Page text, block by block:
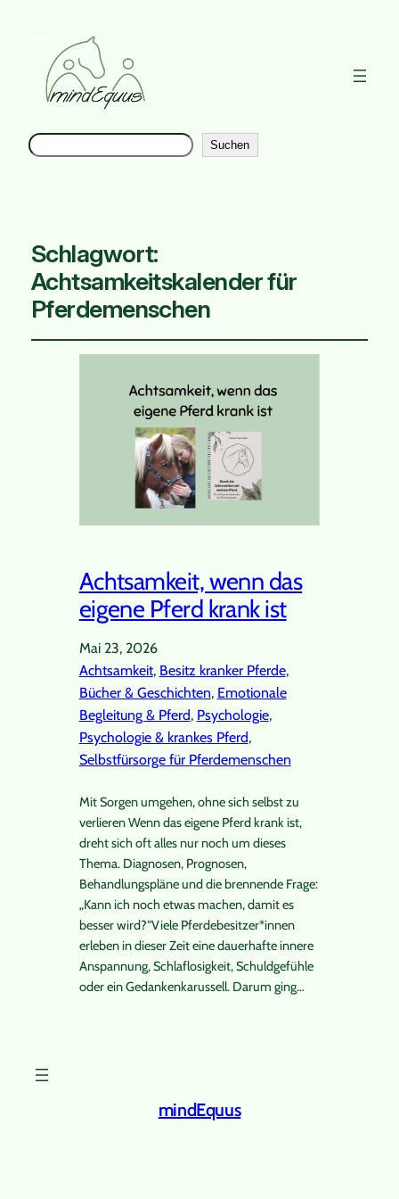
Suchen Suchen
Schlagwort:
Achtsamkeitskalender für
Pferdemenschen
Achtsamkeit, wenn das
eigene Pferd krank ist
Mai 23, 2026
Achtsamkeit, Besitz kranker Pferde,
Bücher & Geschichten, Emotionale
Begleitung & Pferd, Psychologie,
Psychologie & krankes Pferd,
Selbstfürsorge für Pferdemenschen
Mit Sorgen umgehen, ohne sich selbst zu
verlieren Wenn das eigene Pferd krank ist,
dreht sich oft alles nur noch um dieses
Thema. Diagnosen, Prognosen,
Behandlungspläne und die brennende Frage:
„Kann ich noch etwas machen, damit es
besser wird?“Viele Pferdebesitzer*innen
erleben in dieser Zeit eine dauerhafte innere
Anspannung, Schlaflosigkeit, Schuldgefühle
oder ein Gedankenkarussell. Darum ging…
mindEquus